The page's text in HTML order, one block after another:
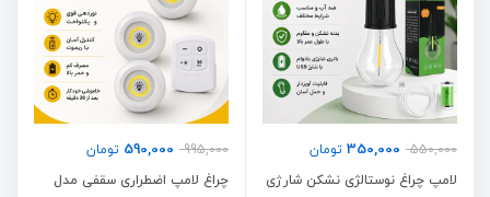
550,000
350,000 تومان
لامپ چراغ نوستالژی نشکن شارژی
995,000
590,000 تومان
چراغ لامپ اضطراری سقفی مدل